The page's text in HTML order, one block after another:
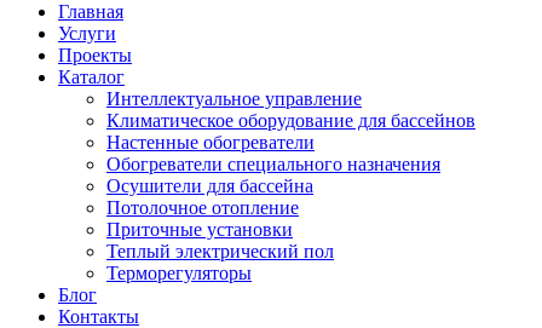
Главная
Услуги
Проекты
Каталог
Интеллектуальное управление
Климатическое оборудование для бассейнов
Настенные обогреватели
Обогреватели специального назначения
Осушители для бассейна
Потолочное отопление
Приточные установки
Теплый электрический пол
Терморегуляторы
Блог
Контакты